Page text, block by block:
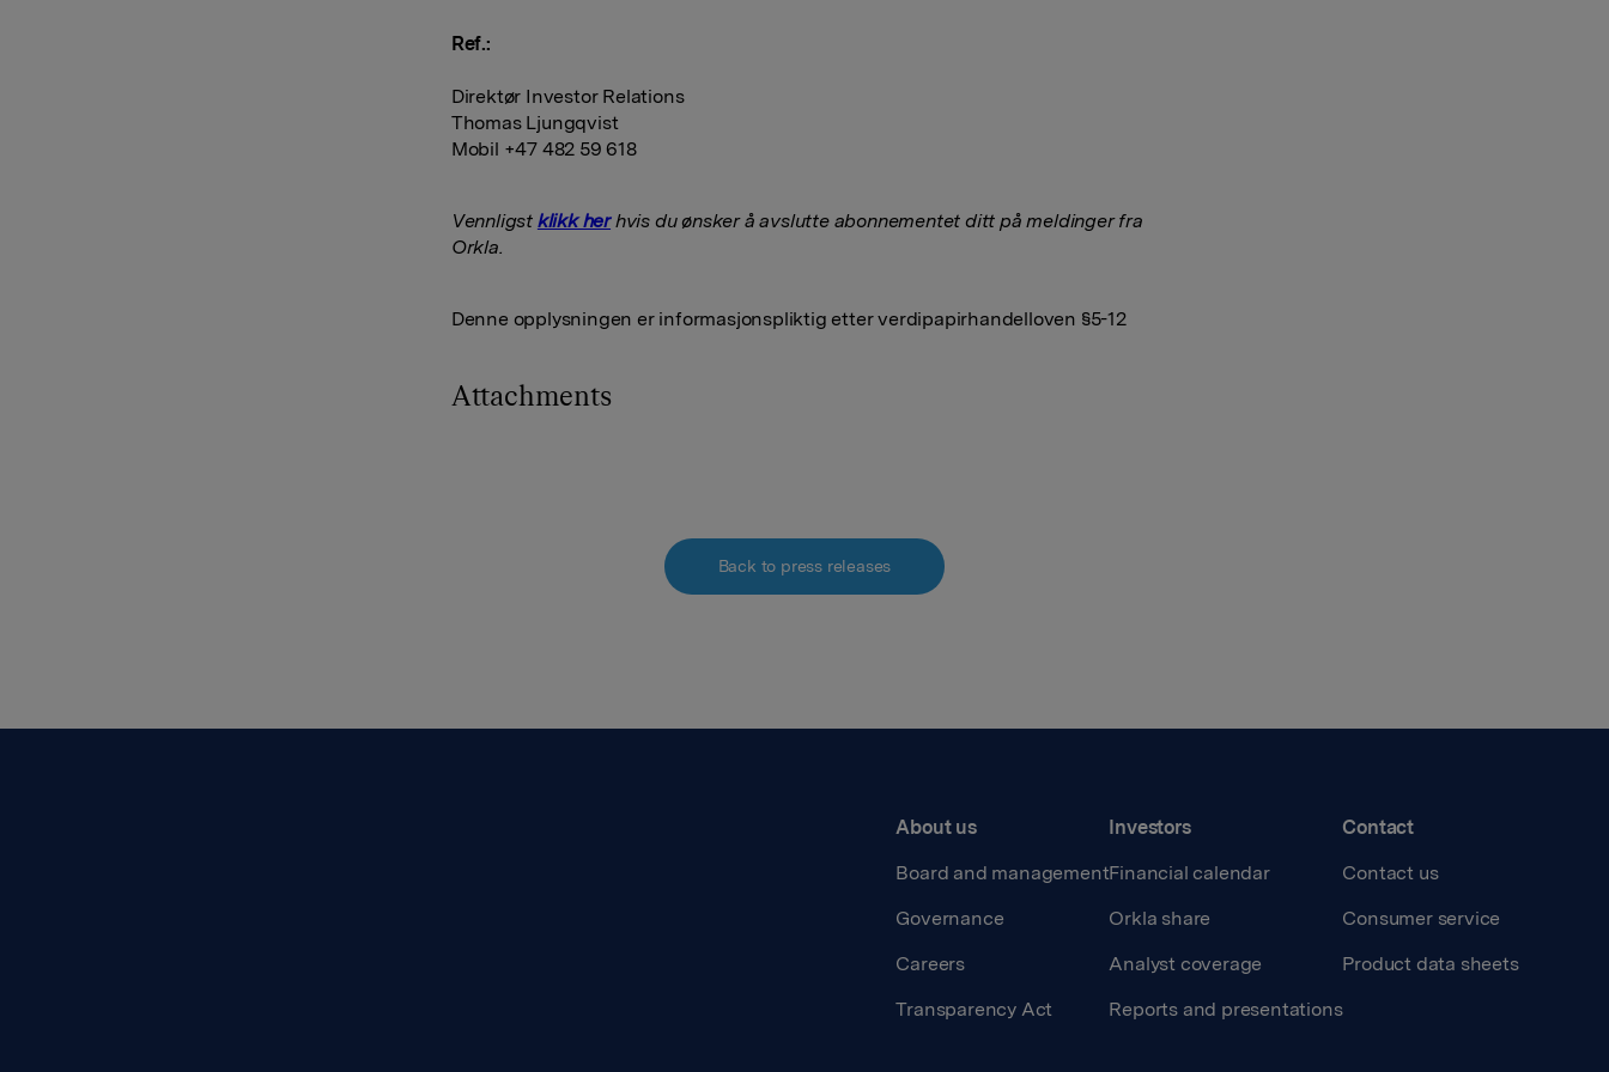
Ref.:
Direktør Investor Relations
Thomas Ljungqvist
Mobil +47 482 59 618
Vennligst klikk herhvis du ønsker å avslutte abonnementet ditt på meldinger fra
Orkla.
Denne opplysningen er informasjonspliktig etter verdipapirhandelloven §5-12
Attachments
Back to press releases
About us
Board and management
Governance
Careers
Transparency Act
Investors
Financial calendar
Orkla share
Analyst coverage
Reports and presentations
Contact
Contact us
Consumer service
Product data sheets